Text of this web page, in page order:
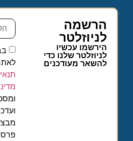
הרשמה
לניוזלטר
הירשמו עכשיו
לניוזלטר שלנו כדי
להשאר מעודכנים